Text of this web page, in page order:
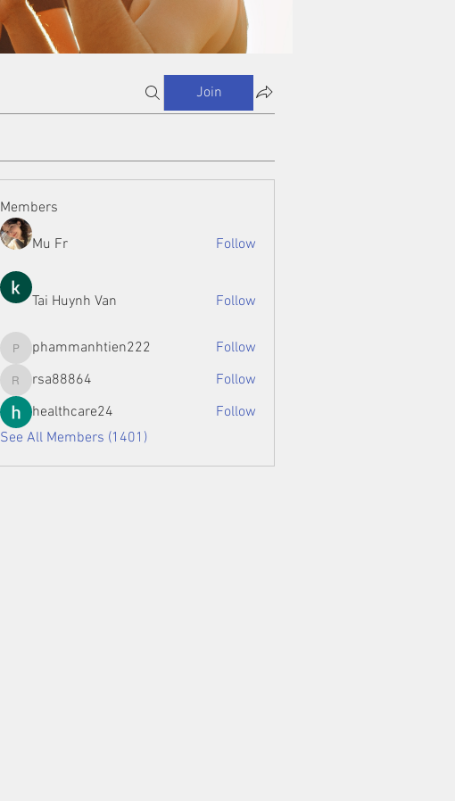
Join
Members
Mu Fr Follow
Tai Huynh Van Follow
phammanhtien222
phammanhtien222 Follow
rsa88864
rsa88864
Follow
healthcare24
Follow
See All Members (1401)